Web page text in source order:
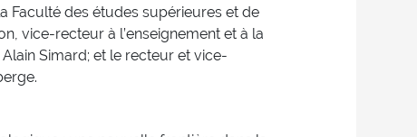
Faculté des études supérieures et de
vice-recteur à l’enseignement et à la
Simard; et le recteur et vice-